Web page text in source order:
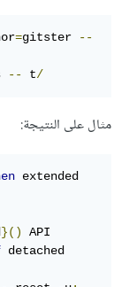
=gitster
--
-- t/
مثال على النتيجة:
extended
}()
API
detached